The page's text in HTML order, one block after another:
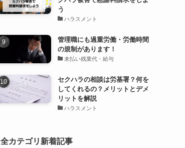
う
ハラスメント
管理職にも過重労働・労働時間
の規制があります！
未払い残業代・給与
セクハラの相談は労基署？何を
してくれるの？メリットとデメ
リットを解説
ハラスメント
全カテゴリ新着記事